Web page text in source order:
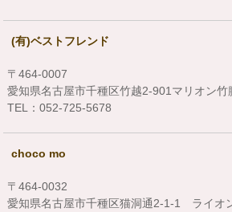
(有)ベストフレンド
〒464-0007
愛知県名古屋市千種区竹越2-901マリオン竹
TEL：052-725-5678
choco mo
〒464-0032
愛知県名古屋市千種区猫洞通2-1-1 ライオ